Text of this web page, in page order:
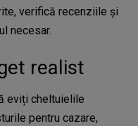
verifică recenziile și
necesar.
realist
eviți cheltuielile
pentru cazare,